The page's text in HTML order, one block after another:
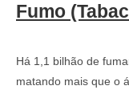
Fumo
Há 1,1 bilhão de
matando mais que o